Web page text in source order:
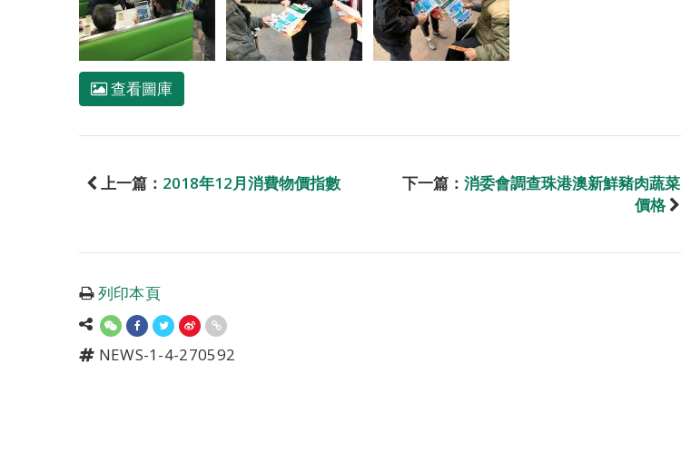
查看圖庫
上一篇： 2018年12月消費物價指數 下一篇： 消委會調查珠港澳新鮮豬肉蔬菜
價格
列印本頁
NEWS-1-4-270592